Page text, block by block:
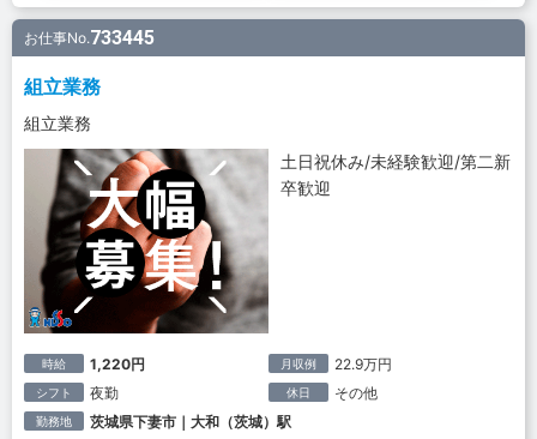
お仕事No.733445
組立業務
組立業務
土日祝休み/未経験歓迎/第二新
卒歓迎
時給 1,220円 月収例 22.9万円
シフト 夜勤 休日 その他
勤務地 茨城県下妻市｜大和（茨城）駅